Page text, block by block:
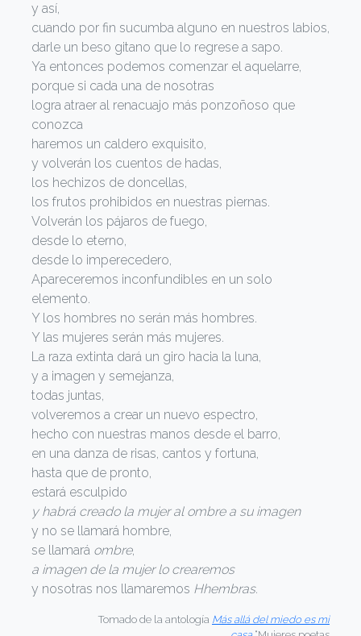
y así,
cuando por fin sucumba alguno en nuestros labios,
darle un beso gitano que lo regrese a sapo.
Ya entonces podemos comenzar el aquelarre,
porque si cada una de nosotras
logra atraer al renacuajo más ponzoñoso que
conozca
haremos un caldero exquisito,
y volverán los cuentos de hadas,
los hechizos de doncellas,
los frutos prohibidos en nuestras piernas.
Volverán los pájaros de fuego,
desde lo eterno,
desde lo imperecedero,
Apareceremos inconfundibles en un solo
elemento.
Y los hombres no serán más hombres.
Y las mujeres serán más mujeres.
La raza extinta dará un giro hacia la luna,
y a imagen y semejanza,
todas juntas,
volveremos a crear un nuevo espectro,
hecho con nuestras manos desde el barro,
en una danza de risas, cantos y fortuna,
hasta que de pronto,
estará esculpido
y habrá creado la mujer al ombre a su imagen
y no se llamará hombre,
se llamará ombre,
a imagen de la mujer lo crearemos
y nosotras nos llamaremos Hhembras.
Tomado de la antología Más allá del miedo es mi